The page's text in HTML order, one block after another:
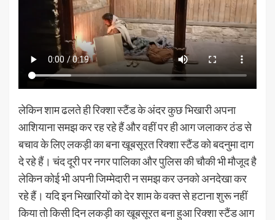
लेकिन शाम ढलते ही रिक्शा स्टैंड के अंदर कुछ भिखारी अपना
आशियाना समझ कर रह रहे हैं और वहीं पर ही आग जलाकर ठंड से
बचाव के लिए लकड़ी का बना खूबसूरत रिक्शा स्टैंड को बदनुमा दाग
दे रहे हैं। चंद दूरी पर नगर पालिका और पुलिस की चौकी भी मौजूद है
लेकिन कोई भी अपनी जिम्मेदारी न समझ कर उनको अनदेखा कर
रहे हैं। यदि इन भिखारियों को देर शाम के वक्त से हटाना शुरू नहीं
किया तो किसी दिन लकड़ी का खूबसूरत बना हुआ रिक्शा स्टैंड आग